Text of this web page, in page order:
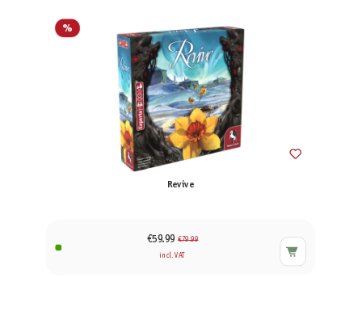
%
Revive
€59.99 €79.99
incl. VAT